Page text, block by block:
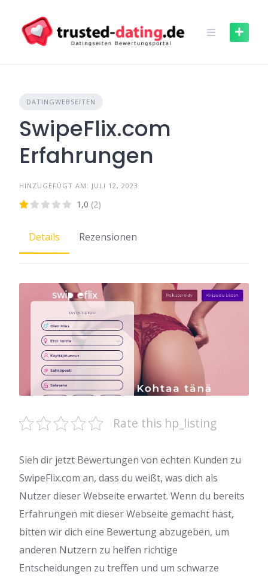
content
DATINGWEBSEITEN
SwipeFlix.com
Erfahrungen
HINZUGEFÜGT AM: JULI 12, 2023
1,0 (2)
Details Rezensionen
Rate this hp_listing
Sieh dir jetzt Bewertungen von echten Kunden zu
SwipeFlix.com an, dass du weißt, was dich als
Nutzer dieser Webseite erwartet. Wenn du bereits
Erfahrungen mit dieser Webseite gemacht hast,
bitten wir dich eine Bewertung abzugeben, um
anderen Nutzern zu helfen richtige
Entscheidungen zu treffen und um schwarze